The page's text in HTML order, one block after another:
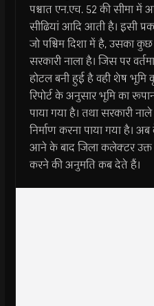
पश्चात एन.एच. 52 की सीमा में
सीढियां आदि आती है। इसी
जो पश्चिम दिशा में है, उसका
सरकारी नाला है। जिस पर
होटल बनी हुई है वही शेष भूमि
रिपोर्ट के अनुसार भूमि का
पाया गया है। तथा सरकारी
निर्माण करना पाया गया है।
आने के बाद जिला कलेक्टर
करने की अनुमति कब देते हैं।